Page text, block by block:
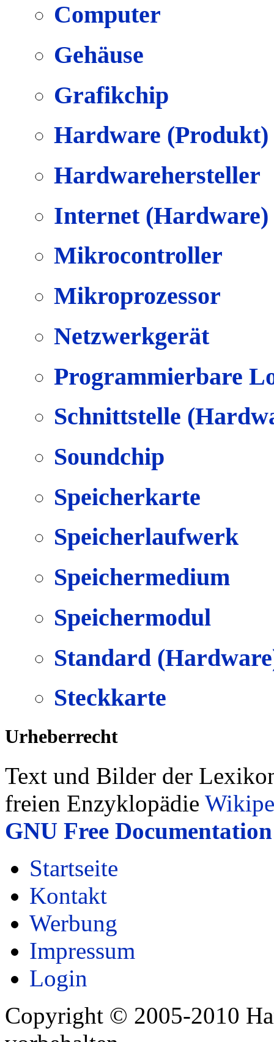
Computer
Gehäuse
Grafikchip
Hardware (Produkt)
Hardwarehersteller
Internet (Hardware)
Mikrocontroller
Mikroprozessor
Netzwerkgerät
Programmierbare
Schnittstelle
Soundchip
Speicherkarte
Speicherlaufwerk
Speichermedium
Speichermodul
Standard
Steckkarte
Urheberrecht
Text und Bilder der
freien Enzyklopädie
GNU Free
Startseite
Kontakt
Werbung
Impressum
Login
Copyright © 2005-2010